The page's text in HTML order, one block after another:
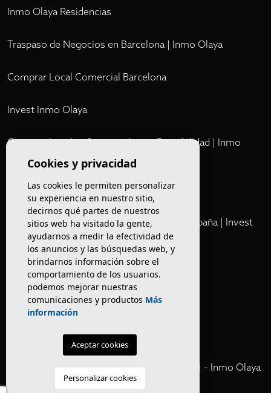
Inmo Olaya Residencias
Traspaso de Negocios en Barcelona | Inmo Olaya
Comprar Local Comercial Barcelona
Invest Inmo Olaya
Comprar Locales Comerciales en Rentabilidad | Inmo
Olaya
Cartera Privada de Activos Hoteleros en España | Invest
Inmo Olaya
Venta de edificios
Comprar restaurante en Barcelona
Negocios en rentabilidad en Barcelona
Vender Hotel en España | Venta Confidencial – Inmo Olaya
Cookies y privacidad
Las cookies le permiten personalizar
su experiencia en nuestro sitio,
decirnos qué partes de nuestros
sitios web ha visitado la gente,
ayudarnos a medir la efectividad de
los anuncios y las búsquedas web, y
brindarnos información sobre el
comportamiento de los usuarios.
podemos mejorar nuestras
comunicaciones y productos Más
información
Aceptar cookies
Personalizar cookies